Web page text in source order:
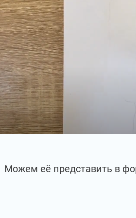
Можем её представить в